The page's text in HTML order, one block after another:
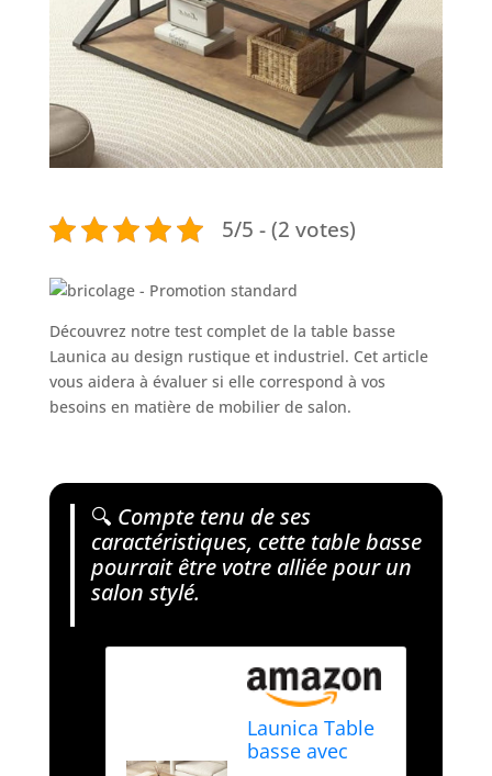
5/5 - (2 votes)
Découvrez notre test complet de la table basse
Launica au design rustique et industriel. Cet article
vous aidera à évaluer si elle correspond à vos
besoins en matière de mobilier de salon.
🔍 Compte tenu de ses
caractéristiques, cette table basse
pourrait être votre alliée pour un
salon stylé.
Launica Table
basse avec